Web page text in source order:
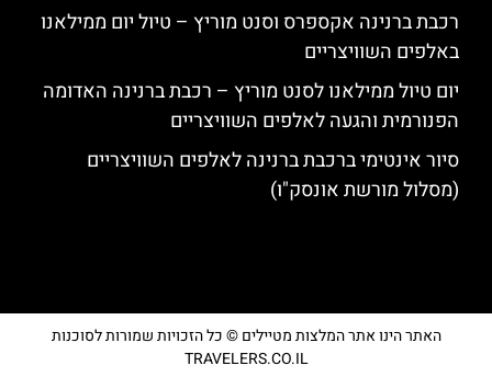
רכבת ברנינה אקספרס וסנט מוריץ – טיול יום ממילאנו
באלפים השוויצריים
יום טיול ממילאנו לסנט מוריץ – רכבת ברנינה האדומה
הפנורמית והגעה לאלפים השוויצריים
סיור אינטימי ברכבת ברנינה לאלפים השוויצריים
(מסלול מורשת אונסק"ו)
האתר הינו אתר המלצות מטיילים © כל הזכויות שמורות לסוכנות
TRAVELERS.CO.IL